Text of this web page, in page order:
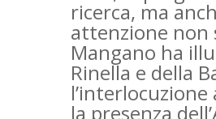
ricerca, ma
attenzione non
Mangano ha
Rinella e della
la presenza